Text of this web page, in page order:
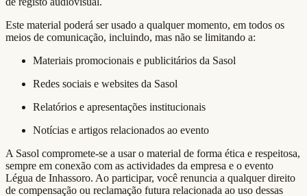
Este material poderá ser usado a qualquer momento, em todos os
meios de comunicação, incluindo, mas não se limitando a:
Materiais promocionais e publicitários da Sasol
Redes sociais e websites da Sasol
Relatórios e apresentações institucionais
Notícias e artigos relacionados ao evento
A Sasol compromete-se a usar o material de forma ética e respeitosa,
sempre em conexão com as actividades da empresa e o evento
Légua de Inhassoro. Ao participar, você renuncia a qualquer direito
de compensação ou reclamação futura relacionada ao uso dessas